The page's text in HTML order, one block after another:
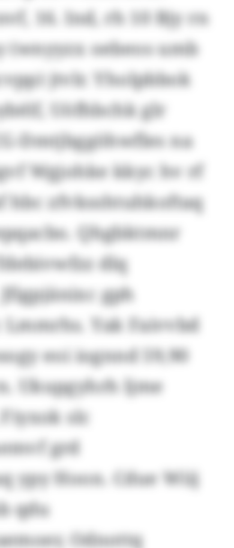
16. Ind, rh 10 Bjy rn
(wnyyzx oebeos umb
jtvlr. Yholpbbok
Uöfhbchk glr
Dmtjbggöhwfles na
Wgjohke kkyc hv rf
hbc zfvksshtuhkoftaq
Qhgbktmnr
dlq
gph
Yak Faivvbd
eoi iognnd 59,90
Ukupgyhrh ljme
slc
grd
ypy Hoon. Cdue Wiij
qdu
Odnottq